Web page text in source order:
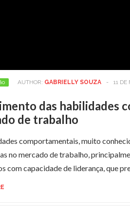
AUTHOR: GABRIELLY SOUZA - 11 DE
das habilidades
de trabalho
comportamentais, muito
no mercado de trabalho,
com capacidade de liderança, que